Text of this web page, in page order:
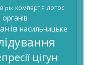
рік компартія лотос
насильницьке
цігун